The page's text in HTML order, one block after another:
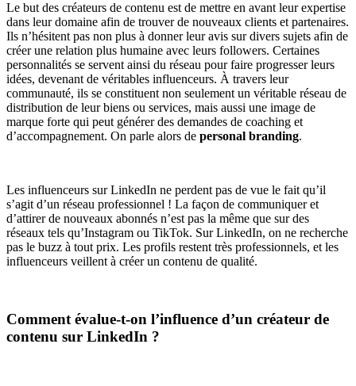
Le but des créateurs de contenu est de mettre en avant leur expertise
dans leur domaine afin de trouver de nouveaux clients et partenaires.
Ils n’hésitent pas non plus à donner leur avis sur divers sujets afin de
créer une relation plus humaine avec leurs followers. Certaines
personnalités se servent ainsi du réseau pour faire progresser leurs
idées, devenant de véritables influenceurs. À travers leur
communauté, ils se constituent non seulement un véritable réseau de
distribution de leur biens ou services, mais aussi une image de
marque forte qui peut générer des demandes de coaching et
d’accompagnement. On parle alors de personal branding.
Les influenceurs sur LinkedIn ne perdent pas de vue le fait qu’il
s’agit d’un réseau professionnel ! La façon de communiquer et
d’attirer de nouveaux abonnés n’est pas la même que sur des
réseaux tels qu’Instagram ou TikTok. Sur LinkedIn, on ne recherche
pas le buzz à tout prix. Les profils restent très professionnels, et les
influenceurs veillent à créer un contenu de qualité.
Comment évalue-t-on l’influence d’un créateur de
contenu sur LinkedIn ?